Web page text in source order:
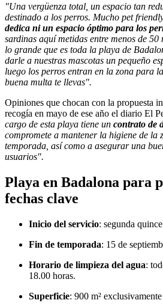
"Una vergüenza total, un espacio tan
destinado a los perros. Mucho pet
dedica ni un espacio óptimo para los
sardinas aquí metidas entre menos de 50
lo grande que es toda la playa de
darle a nuestras mascotas un pequeño
luego los perros entran en la zona para
buena multa te llevas".
Opiniones que chocan con la propuesta
recogía en mayo de ese año el diario El
cargo de esta playa tiene un contrato de
compromete a mantener la higiene de la
temporada, así como a asegurar una
usuarios".
Playa en Badalona para
fechas clave
Inicio del servicio: segunda
Fin de temporada: 15 de
Horario de limpieza del agua:
18.00 horas.
Superficie: 900 m²